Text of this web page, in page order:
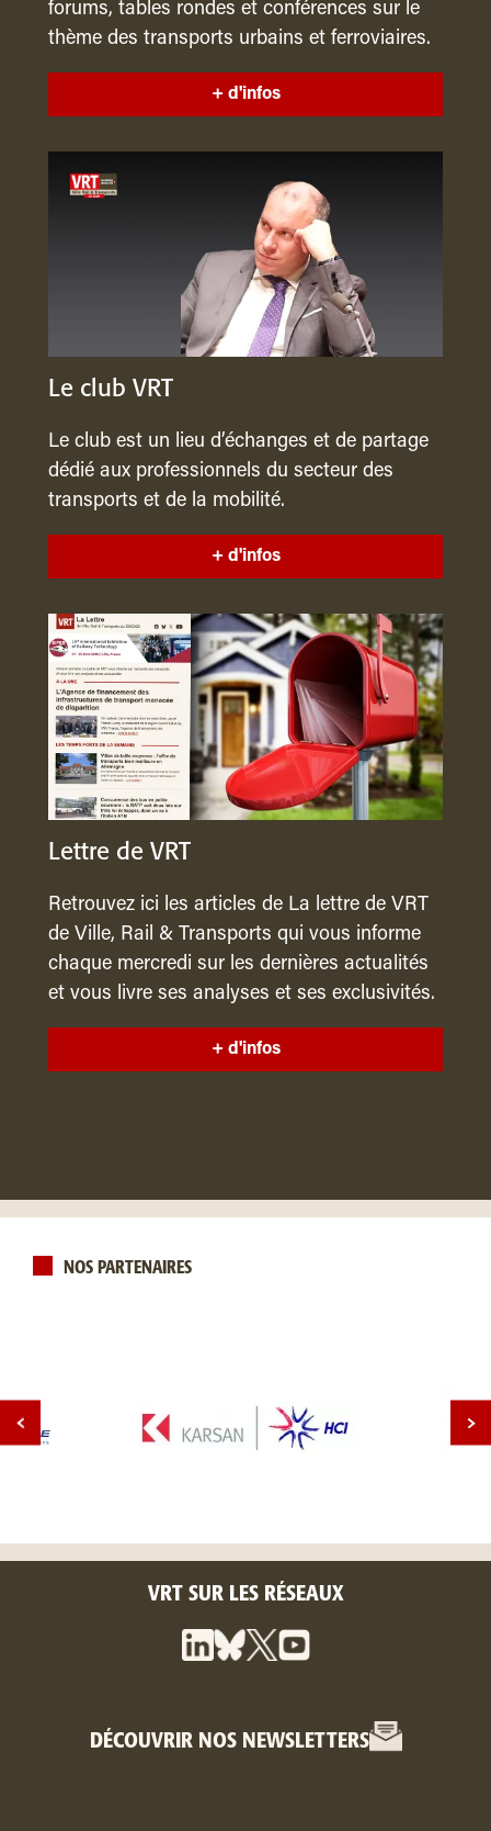
forums, tables rondes et conférences sur le
thème des transports urbains et ferroviaires.
+ d'infos
Le club VRT
Le club est un lieu d’échanges et de partage
dédié aux professionnels du secteur des
transports et de la mobilité.
+ d'infos
Lettre de VRT
Retrouvez ici les articles de La lettre de VRT
de Ville, Rail & Transports qui vous informe
chaque mercredi sur les dernières actualités
et vous livre ses analyses et ses exclusivités.
+ d'infos
NOS PARTENAIRES
VRT SUR LES RÉSEAUX
DÉCOUVRIR NOS NEWSLETTERS